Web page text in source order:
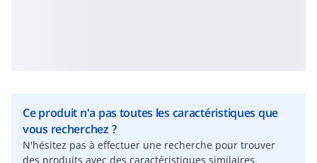
Ce produit n'a pas toutes les caractéristiques que
vous recherchez ?
N'hésitez pas à effectuer une recherche pour trouver
des produits avec des caractéristiques similaires.